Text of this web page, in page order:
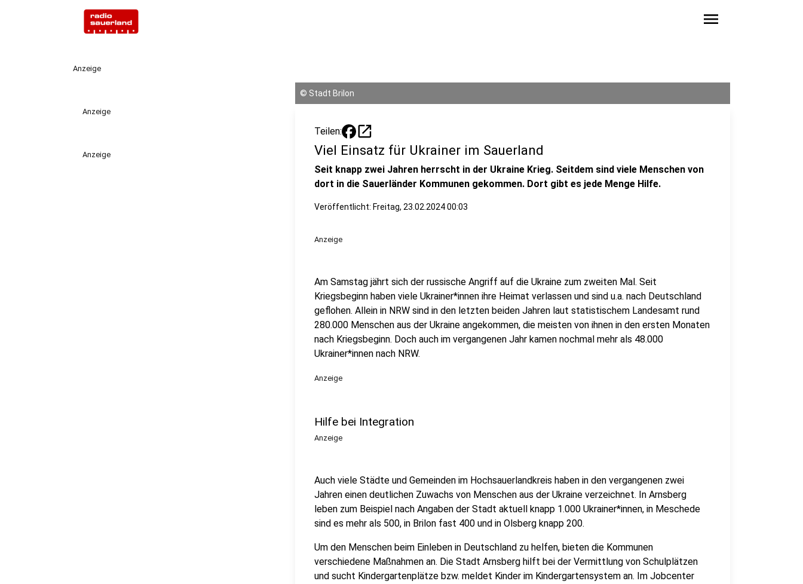
menu
Anzeige
Anzeige
Anzeige
© Stadt Brilon
Teilen: open_in_new
Viel Einsatz für Ukrainer im Sauerland
Seit knapp zwei Jahren herrscht in der Ukraine Krieg. Seitdem sind viele Menschen von
dort in die Sauerländer Kommunen gekommen. Dort gibt es jede Menge Hilfe.
Veröffentlicht: Freitag, 23.02.2024 00:03
Anzeige
Am Samstag jährt sich der russische Angriff auf die Ukraine zum zweiten Mal. Seit
Kriegsbeginn haben viele Ukrainer*innen ihre Heimat verlassen und sind u.a. nach Deutschland
geflohen. Allein in NRW sind in den letzten beiden Jahren laut statistischem Landesamt rund
280.000 Menschen aus der Ukraine angekommen, die meisten von ihnen in den ersten Monaten
nach Kriegsbeginn. Doch auch im vergangenen Jahr kamen nochmal mehr als 48.000
Ukrainer*innen nach NRW.
Anzeige
Hilfe bei Integration
Anzeige
Auch viele Städte und Gemeinden im Hochsauerlandkreis haben in den vergangenen zwei
Jahren einen deutlichen Zuwachs von Menschen aus der Ukraine verzeichnet. In Arnsberg
leben zum Beispiel nach Angaben der Stadt aktuell knapp 1.000 Ukrainer*innen, in Meschede
sind es mehr als 500, in Brilon fast 400 und in Olsberg knapp 200.
Um den Menschen beim Einleben in Deutschland zu helfen, bieten die Kommunen
verschiedene Maßnahmen an. Die Stadt Arnsberg hilft bei der Vermittlung von Schulplätzen
und sucht Kindergartenplätze bzw. meldet Kinder im Kindergartensystem an. Im Jobcenter